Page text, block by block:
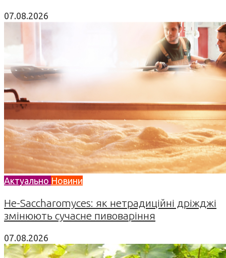
07.08.2026
Актуально Новини
Не-Saccharomyces: як нетрадиційні дріжджі
змінюють сучасне пивоваріння
07.08.2026